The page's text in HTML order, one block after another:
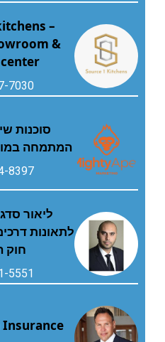
–
&
7030
סוכנות
המתמחה
8397
ליאור
לתאונות
חוק
5551
Insurance